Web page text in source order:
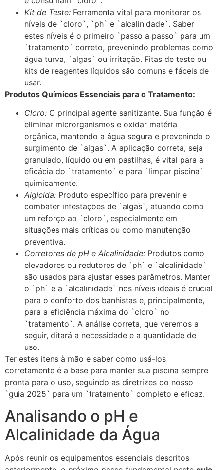
Kit de Teste: Ferramenta vital para monitorar os
níveis de `cloro`, `ph` e `alcalinidade`. Saber
estes níveis é o primeiro `passo a passo` para um
`tratamento` correto, prevenindo problemas como
água turva, `algas` ou irritação. Fitas de teste ou
kits de reagentes líquidos são comuns e fáceis de
usar.
Produtos Químicos Essenciais para o Tratamento:
Cloro: O principal agente sanitizante. Sua função é
eliminar microrganismos e oxidar matéria
orgânica, mantendo a água segura e prevenindo o
surgimento de `algas`. A aplicação correta, seja
granulado, líquido ou em pastilhas, é vital para a
eficácia do `tratamento` e para `limpar piscina`
quimicamente.
Algicida: Produto específico para prevenir e
combater infestações de `algas`, atuando como
um reforço ao `cloro`, especialmente em
situações mais críticas ou como manutenção
preventiva.
Corretores de pH e Alcalinidade: Produtos como
elevadores ou redutores de `ph` e `alcalinidade`
são usados para ajustar esses parâmetros. Manter
o `ph` e a `alcalinidade` nos níveis ideais é crucial
para o conforto dos banhistas e, principalmente,
para a eficiência máxima do `cloro` no
`tratamento`. A análise correta, que veremos a
seguir, ditará a necessidade e a quantidade de
uso.
Ter estes itens à mão e saber como usá-los
corretamente é a base para manter sua piscina sempre
pronta para o uso, seguindo as diretrizes do nosso
`guia 2025` para um `tratamento` completo e eficaz.
Analisando o pH e
Alcalinidade da Água
Após reunir os equipamentos essenciais descritos